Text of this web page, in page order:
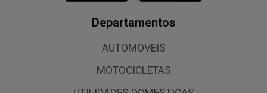
Departamentos
AUTOMOVEIS
MOTOCICLETAS